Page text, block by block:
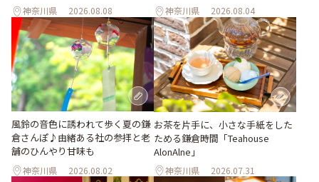
神奈川県 2026.08.08 神奈川県 2026.08.04
風鈴の音色に誘われて歩く夏の鎌
倉さんぽ♪由緒ある社の参拝と老
舗のひんやり甘味も
神奈川県 2026.08.02
お茶を片手に、小さな手紙をした
ためる鎌倉時間「Teahouse
AlonAlne」
神奈川県 2026.07.31